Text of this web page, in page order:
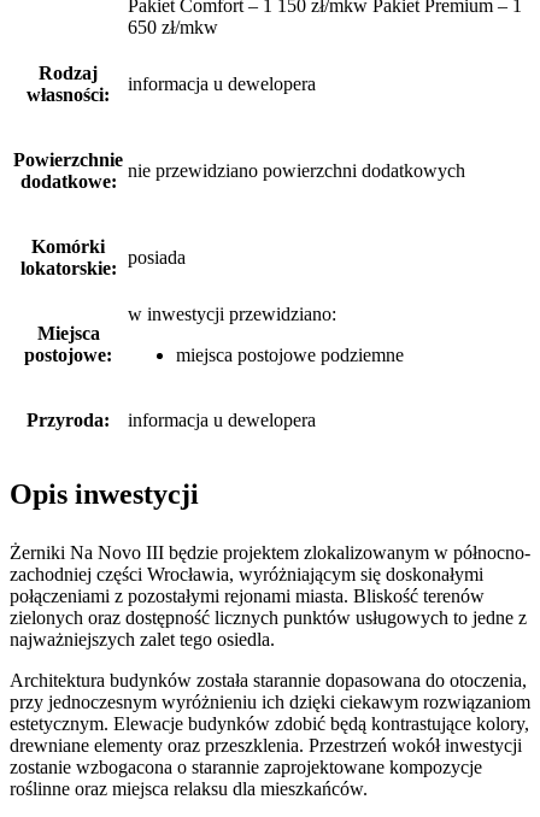
Pakiet Comfort – 1 150 zł/mkw Pakiet Premium – 1
650 zł/mkw
Rodzaj
własności:
informacja u dewelopera
Powierzchnie
dodatkowe:
nie przewidziano powierzchni dodatkowych
Komórki
lokatorskie:
posiada
Miejsca
postojowe:
w inwestycji przewidziano:
miejsca postojowe podziemne
Przyroda: informacja u dewelopera
Opis inwestycji
Żerniki Na Novo III będzie projektem zlokalizowanym w północno-
zachodniej części Wrocławia, wyróżniającym się doskonałymi
połączeniami z pozostałymi rejonami miasta. Bliskość terenów
zielonych oraz dostępność licznych punktów usługowych to jedne z
najważniejszych zalet tego osiedla.
Architektura budynków została starannie dopasowana do otoczenia,
przy jednoczesnym wyróżnieniu ich dzięki ciekawym rozwiązaniom
estetycznym. Elewacje budynków zdobić będą kontrastujące kolory,
drewniane elementy oraz przeszklenia. Przestrzeń wokół inwestycji
zostanie wzbogacona o starannie zaprojektowane kompozycje
roślinne oraz miejsca relaksu dla mieszkańców.